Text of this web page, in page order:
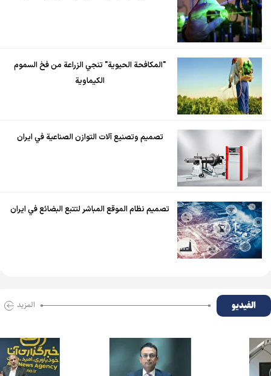
"المكافحة الحيوية" تنجي الزراعة من فخ السموم
الكيماوية
تصميم وتصنيع آلات التوازن الصناعية في ايران
تصميم نظام الموقع المباشر لتتبع البضائع في ايران
الفیدیو المزید